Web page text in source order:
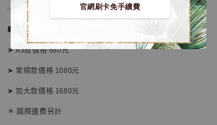
官網刷卡免手續費
──────────────
■ 販售資訊 (NT$)：
➤ A3款價格 680元
➤ 常規款價格 1080元
➤ 加大款價格 1680元
＊ 國際運費另計